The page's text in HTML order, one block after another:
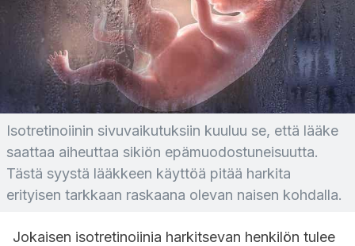
Isotretinoiinin sivuvaikutuksiin kuuluu se, että lääke
saattaa aiheuttaa sikiön epämuodostuneisuutta.
Tästä syystä lääkkeen käyttöä pitää harkita
erityisen tarkkaan raskaana olevan naisen kohdalla.
Jokaisen isotretinoiinia harkitsevan henkilön tulee